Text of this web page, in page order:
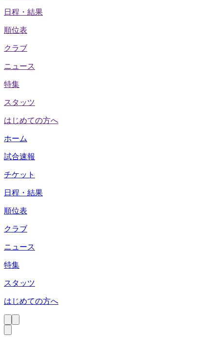
日程・結果
順位表
クラブ
ニュース
特集
スタッツ
はじめての方へ
ホーム
試合速報
チケット
日程・結果
順位表
クラブ
ニュース
特集
スタッツ
はじめての方へ